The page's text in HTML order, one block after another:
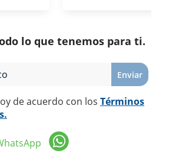
lo que tenemos para ti.
Enviar
de acuerdo con los Términos